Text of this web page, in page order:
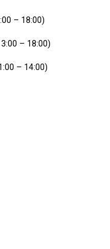
– 18:00)
– 18:00)
– 14:00)